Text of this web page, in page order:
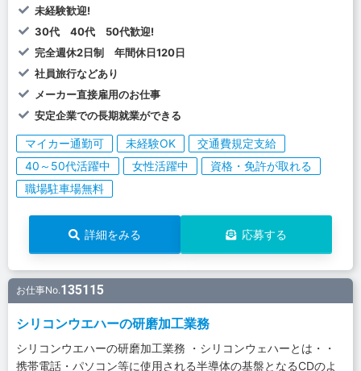
未経験歓迎!
30代 40代 50代歓迎!
完全週休2日制 年間休日120日
社員旅行などあり
メーカー直接雇用のお仕事
安定企業での長期就業ができる
マイカー通勤可 未経験OK
交通費規定支給
40～50代活躍中
女性活躍中
資格・免許が取れる
職場駐車場無料
詳細をみる 応募する
お仕事No.135115
シリコンウエハーの研磨加工業務
シリコンウエハーの研磨加工業務 ・シリコンウェハーとは・・
携帯電話・パソコン等に使用される半導体の基盤となるCDのよ